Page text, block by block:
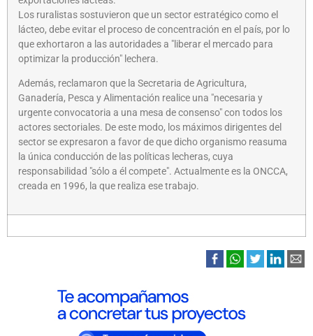
Los ruralistas sostuvieron que un sector estratégico como el
lácteo, debe evitar el proceso de concentración en el país, por lo
que exhortaron a las autoridades a "liberar el mercado para
optimizar la producción" lechera.
Además, reclamaron que la Secretaria de Agricultura,
Ganadería, Pesca y Alimentación realice una "necesaria y
urgente convocatoria a una mesa de consenso" con todos los
actores sectoriales. De este modo, los máximos dirigentes del
sector se expresaron a favor de que dicho organismo reasuma
la única conducción de las políticas lecheras, cuya
responsabilidad "sólo a él compete". Actualmente es la ONCCA,
creada en 1996, la que realiza ese trabajo.